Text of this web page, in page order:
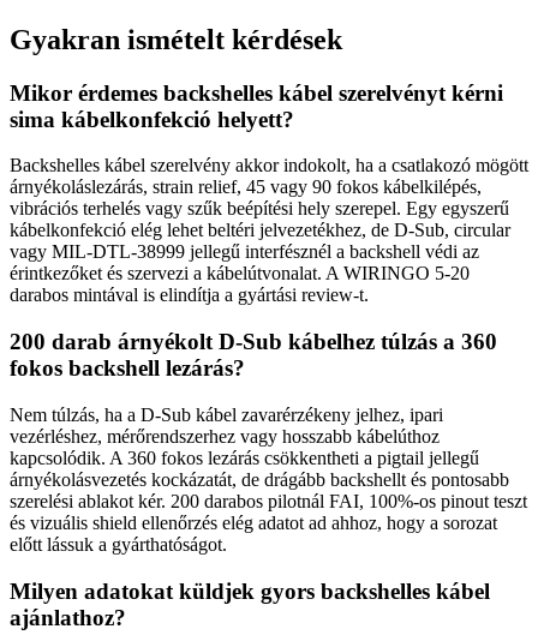
Gyakran ismételt kérdések
Mikor érdemes backshelles kábel szerelvényt kérni
sima kábelkonfekció helyett?
Backshelles kábel szerelvény akkor indokolt, ha a csatlakozó mögött
árnyékoláslezárás, strain relief, 45 vagy 90 fokos kábelkilépés,
vibrációs terhelés vagy szűk beépítési hely szerepel. Egy egyszerű
kábelkonfekció elég lehet beltéri jelvezetékhez, de D-Sub, circular
vagy MIL-DTL-38999 jellegű interfésznél a backshell védi az
érintkezőket és szervezi a kábelútvonalat. A WIRINGO 5-20
darabos mintával is elindítja a gyártási review-t.
200 darab árnyékolt D-Sub kábelhez túlzás a 360
fokos backshell lezárás?
Nem túlzás, ha a D-Sub kábel zavarérzékeny jelhez, ipari
vezérléshez, mérőrendszerhez vagy hosszabb kábelúthoz
kapcsolódik. A 360 fokos lezárás csökkentheti a pigtail jellegű
árnyékolásvezetés kockázatát, de drágább backshellt és pontosabb
szerelési ablakot kér. 200 darabos pilotnál FAI, 100%-os pinout teszt
és vizuális shield ellenőrzés elég adatot ad ahhoz, hogy a sorozat
előtt lássuk a gyárthatóságot.
Milyen adatokat küldjek gyors backshelles kábel
ajánlathoz?